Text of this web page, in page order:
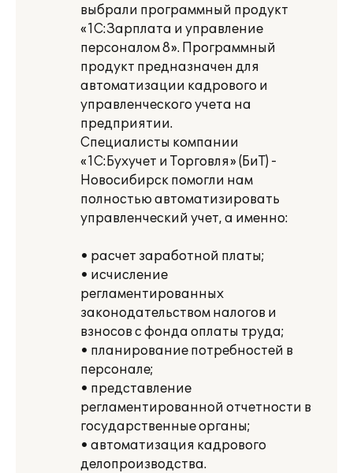
выбрали программный продукт
«1С:Зарплата и управление
персоналом 8». Программный
продукт предназначен для
автоматизации кадрового и
управленческого учета на
предприятии.
Специалисты компании
«1С:Бухучет и Торговля» (БиТ) -
Новосибирск помогли нам
полностью автоматизировать
управленческий учет, а именно:
• расчет заработной платы;
• исчисление
регламентированных
законодательством налогов и
взносов с фонда оплаты труда;
• планирование потребностей в
персонале;
• представление
регламентированной отчетности в
государственные органы;
• автоматизация кадрового
делопроизводства.